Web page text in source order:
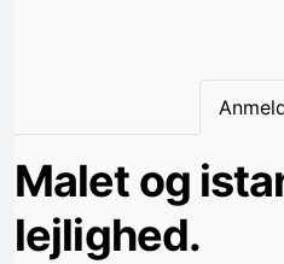
Malet og
lejlighed.